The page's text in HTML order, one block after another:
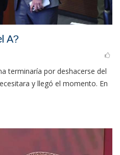
A?
terminaría por deshacerse del
y llegó el momento. En